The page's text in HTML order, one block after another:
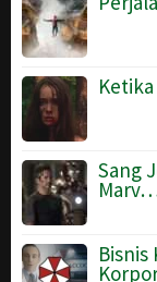
Sang
Bisnis